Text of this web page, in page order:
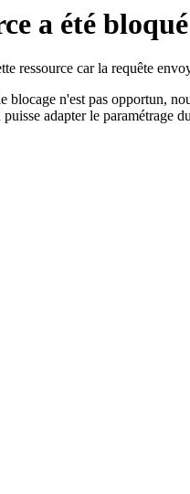
a été bloqué
ressource car la requête
blocage n'est pas opportun,
adapter le paramétrage